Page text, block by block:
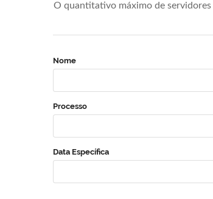
O quantitativo máximo de
Nome
Processo
Data Específica